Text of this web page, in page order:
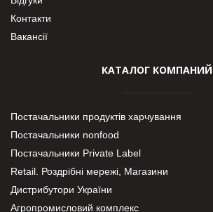
Контакти
Вакансії
КАТАЛОГ КОМПАНИЙ
Постачальники продуктів харчування
Постачальники nonfood
Постачальники Private Label
Retail. Роздрібні мережі, Магазини
Дистрибутори України
Агропромисловий комплекс